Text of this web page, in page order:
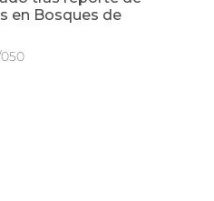
en Bosques de